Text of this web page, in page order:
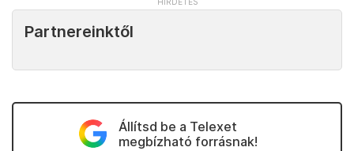
Partnereinktől
Állítsd be a Telexet
megbízható forrásnak!